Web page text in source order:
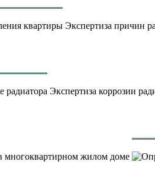
Экспертиза причин
Экспертиза коррозии
многоквартирном жилом доме